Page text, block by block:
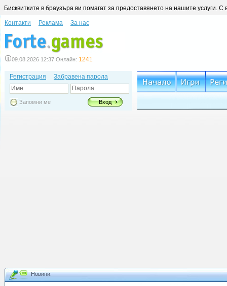
Бисквитките в браузъра ви помагат за предоставянето на нашите услуги.
Контакти Реклама За нас
09.08.2026 12:37 Онлайн: 1241
Регистрация
Забравена парола
Име
Парола
Запомни ме Вход
Новини: